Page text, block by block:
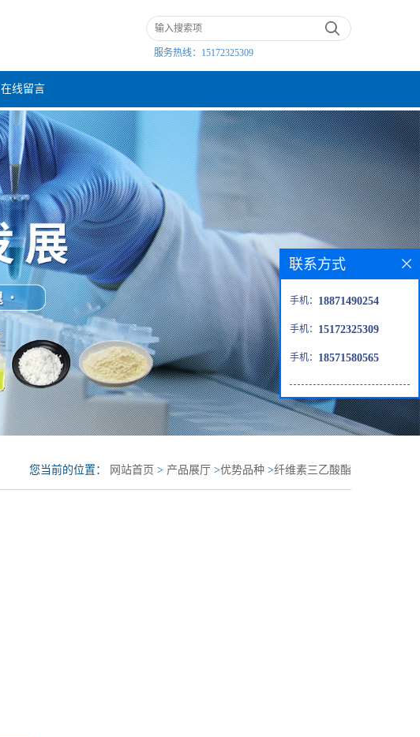
服务热线： 15172325309
在线留言
您当前的位置： 网站首页 > 产品展厅 >优势品种 >纤维素三乙酸酯
联系方式
手机： 18871490254
手机： 15172325309
手机： 18571580565